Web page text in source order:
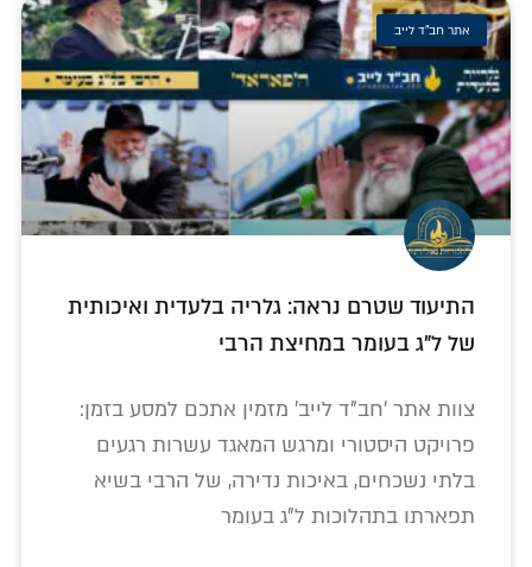
אתר חב"ד לייב
התיעוד שטרם נראה: גלריה בלעדית ואיכותית
של ל"ג בעומר במחיצת הרבי
צוות אתר 'חב"ד לייב' מזמין אתכם למסע בזמן:
פרויקט היסטורי ומרגש המאגד עשרות רגעים
בלתי נשכחים, באיכות נדירה, של הרבי בשיא
תפארתו בתהלוכות ל"ג בעומר